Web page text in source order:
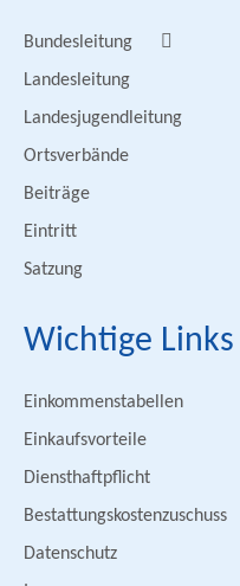
Bundesleitung
Landesleitung
Landesjugendleitung
Ortsverbände
Beiträge
Eintritt
Satzung
Wichtige Links
Einkommenstabellen
Einkaufsvorteile
Diensthaftpflicht
Bestattungskostenzuschuss
Datenschutz